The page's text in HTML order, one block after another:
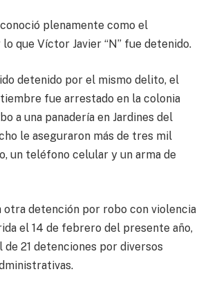
plenamente como el
que Víctor Javier “N” fue detenido.
detenido por el mismo delito, el
fue arrestado en la colonia
a una panadería en Jardines del
le aseguraron más de tres mil
un teléfono celular y un arma de
otra detención por robo con violencia
el 14 de febrero del presente año,
de 21 detenciones por diversos